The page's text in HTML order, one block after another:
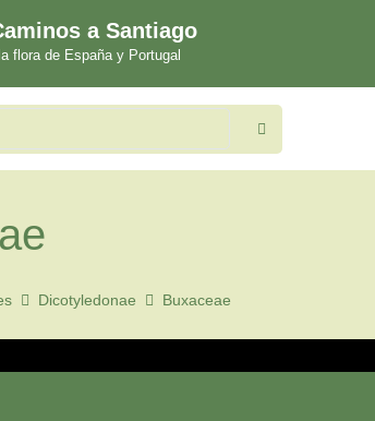
a Santiago
flora de España y Portugal
Dicotyledonae Buxaceae